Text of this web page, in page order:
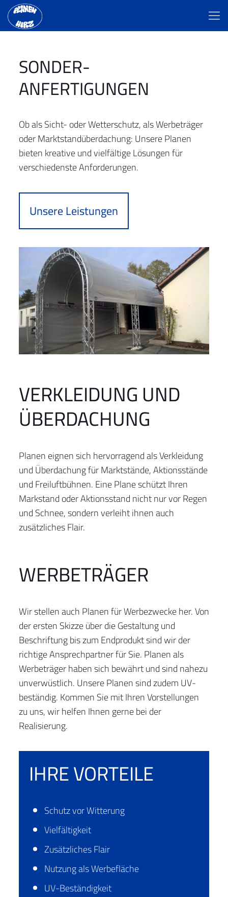
SONDER­
ANFERTIGUNGEN
Ob als Sicht- oder Wetterschutz, als Werbeträger
oder Marktstandüberdachung: Unsere Planen
bieten kreative und vielfältige Lösungen für
verschiedenste Anforderungen.
Unsere Leistungen
VERKLEIDUNG UND
ÜBERDACHUNG
Planen eignen sich hervorragend als Verkleidung
und Überdachung für Marktstände, Aktionsstände
und Freiluftbühnen. Eine Plane schützt Ihren
Markstand oder Aktionsstand nicht nur vor Regen
und Schnee, sondern verleiht ihnen auch
zusätzliches Flair.
WERBETRÄGER
Wir stellen auch Planen für Werbezwecke her. Von
der ersten Skizze über die Gestaltung und
Beschriftung bis zum Endprodukt sind wir der
richtige Ansprechpartner für Sie. Planen als
Werbeträger haben sich bewährt und sind nahezu
unverwüstlich. Unsere Planen sind zudem UV-
beständig. Kommen Sie mit Ihren Vorstellungen
zu uns, wir helfen Ihnen gerne bei der
Realisierung.
IHRE VORTEILE
Schutz vor Witterung
Vielfältigkeit
Zusätzliches Flair
Nutzung als Werbefläche
UV-Beständigkeit